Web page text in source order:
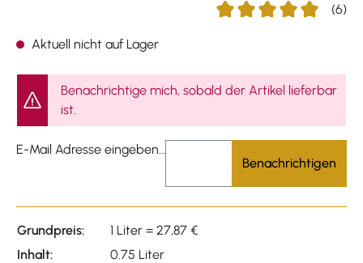
(6)
Aktuell nicht auf Lager
Benachrichtige mich, sobald der Artikel lieferbar
ist.
E-Mail Adresse eingeben...
Benachrichtigen
Grundpreis:
1 Liter = 27,87 €
Inhalt:
0.75 Liter